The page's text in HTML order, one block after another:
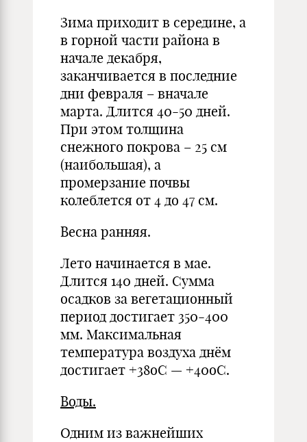
Зима приходит в середине, а
в горной части района в
начале декабря,
заканчивается в последние
дни февраля – вначале
марта. Длится 40-50 дней.
При этом толщина
снежного покрова – 25 см
(наибольшая), а
промерзание почвы
колеблется от 4 до 47 см.
Весна ранняя.
Лето начинается в мае.
Длится 140 дней. Сумма
осадков за вегетационный
период достигает 350-400
мм. Максимальная
температура воздуха днём
достигает +38оС — +40оС.
Воды.
Одним из важнейших